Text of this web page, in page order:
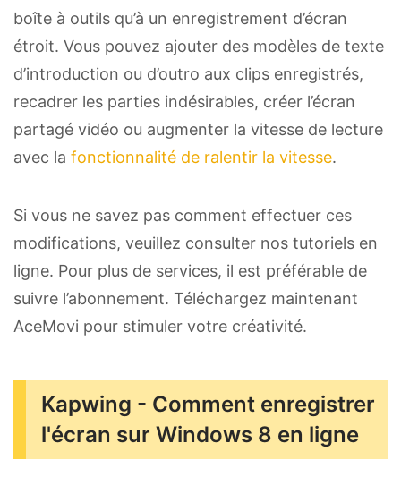
boîte à outils qu’à un enregistrement d’écran
étroit. Vous pouvez ajouter des modèles de texte
d’introduction ou d’outro aux clips enregistrés,
recadrer les parties indésirables, créer l’écran
partagé vidéo ou augmenter la vitesse de lecture
avec la fonctionnalité de ralentir la vitesse.
Si vous ne savez pas comment effectuer ces
modifications, veuillez consulter nos tutoriels en
ligne. Pour plus de services, il est préférable de
suivre l’abonnement. Téléchargez maintenant
AceMovi pour stimuler votre créativité.
Kapwing - Comment enregistrer
l'écran sur Windows 8 en ligne